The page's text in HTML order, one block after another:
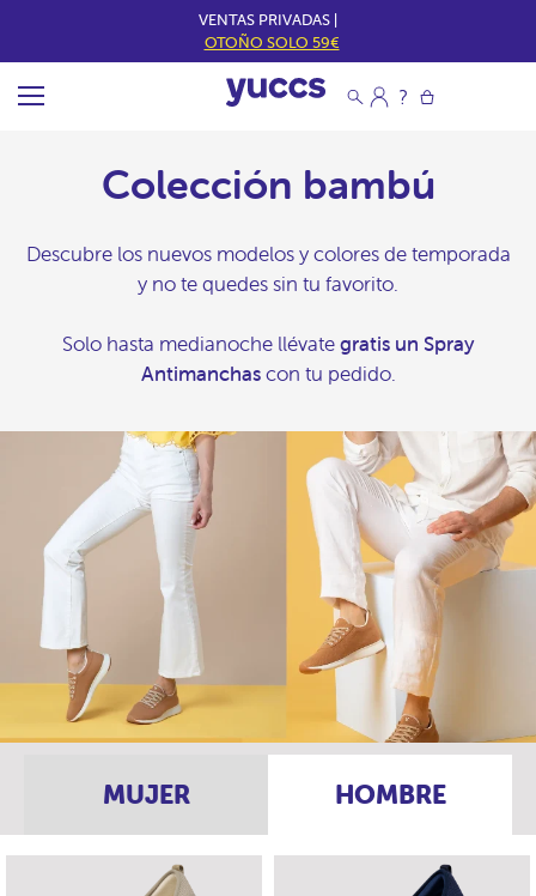
VENTAS PRIVADAS |
OTOÑO SOLO 59€
Colección bambú
Descubre los nuevos modelos y colores de temporada
y no te quedes sin tu favorito.
Solo hasta medianoche llévategratis un Spray
Antimanchascon tu pedido.
MUJER HOMBRE